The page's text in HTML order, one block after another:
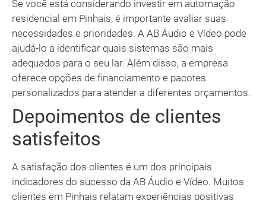
Se você está considerando investir em automação
residencial em Pinhais, é importante avaliar suas
necessidades e prioridades. A AB Áudio e Vídeo pode
ajudá-lo a identificar quais sistemas são mais
adequados para o seu lar. Além disso, a empresa
oferece opções de financiamento e pacotes
personalizados para atender a diferentes orçamentos.
Depoimentos de clientes
satisfeitos
A satisfação dos clientes é um dos principais
indicadores do sucesso da AB Áudio e Vídeo. Muitos
clientes em Pinhais relatam experiências positivas